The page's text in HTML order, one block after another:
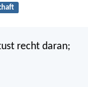
recht daran;